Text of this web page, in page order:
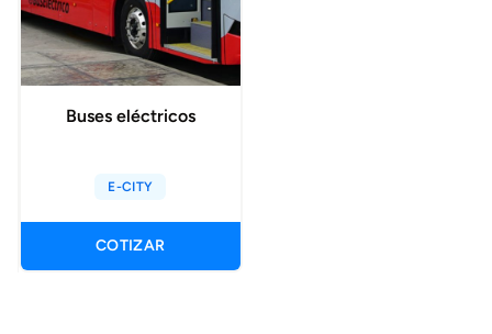
Buses eléctricos
E-CITY
COTIZAR